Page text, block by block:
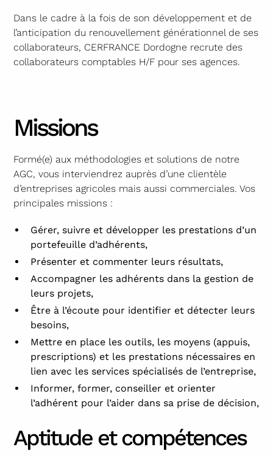
Dans le cadre à la fois de son développement et de
l’anticipation du renouvellement générationnel de ses
collaborateurs, CERFRANCE Dordogne recrute des
collaborateurs comptables H/F pour ses agences.
Missions
Formé(e) aux méthodologies et solutions de notre
AGC, vous interviendrez auprès d’une clientèle
d’entreprises agricoles mais aussi commerciales. Vos
principales missions :
Gérer, suivre et développer les prestations d’un
portefeuille d’adhérents,
Présenter et commenter leurs résultats,
Accompagner les adhérents dans la gestion de
leurs projets,
Être à l’écoute pour identifier et détecter leurs
besoins,
Mettre en place les outils, les moyens (appuis,
prescriptions) et les prestations nécessaires en
lien avec les services spécialisés de l’entreprise,
Informer, former, conseiller et orienter
l’adhérent pour l’aider dans sa prise de décision,
Aptitude et compétences